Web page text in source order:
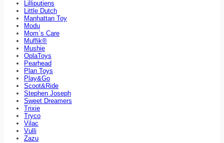
Lilliputiens
Little Dutch
Manhattan Toy
Modu
Mom`s Care
Muffik®
Mushie
OplaToys
Pearhead
Plan Toys
Play&Go
Scoot&Ride
Stephen Joseph
Sweet Dreamers
Trixie
Tryco
Vilac
Vulli
Zazu